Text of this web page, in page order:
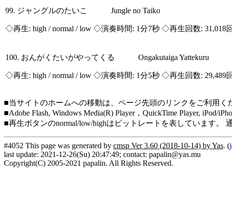
99. ジャングルのたいこ Jungle no Taiko
◇再生: high / normal / low ◇演奏時間: 1分7秒 ◇再生回数: 31,018回
100. おんがくたいがやってくる Ongakutaiga Yattekuru
◇再生: high / normal / low ◇演奏時間: 1分5秒 ◇再生回数: 29,489回
■当サイトのホームへの移動は、ページ先頭のリンクをご利用く
■Adobe Flash, Windows Media(R) Player，QuickTime Player,
■再生ボタンのnormal/low/highはビットレートを表しています。
#4052 This page was generated by cmsp Ver 3.60 (2018-10-14) by Yas. (
last update: 2021-12-26(Su) 20:47:49; contact: papalin@yas.mu
Copyright(C) 2005-2021 papalin. All Rights Reserved.